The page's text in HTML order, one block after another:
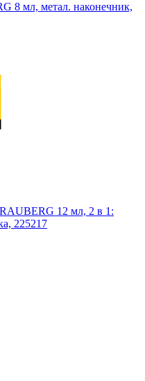
8 мл, метал. наконечник,
12 мл, 2 в 1:
225217